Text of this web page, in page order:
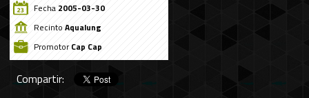
Fecha 2005-03-30
Recinto Aqualung
PromotorCap Cap
Compartir: